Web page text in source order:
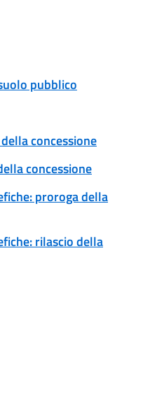
pubblico
concessione
concessione
proroga della
rilascio della